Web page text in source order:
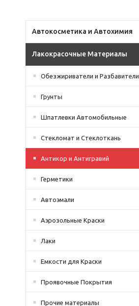
Автокосметика и Автохимия
Лакокрасочные Материалы
Обезжириватели и Разбавители
Грунты
Шпатлевки Автомобильные
Стекломат и Стеклоткань
Антикор и Антигравий
Герметики
Автоэмали
Аэрозольные Краски
Лаки
Емкости для Краски
Проявочные Покрытия
Прочие материалы